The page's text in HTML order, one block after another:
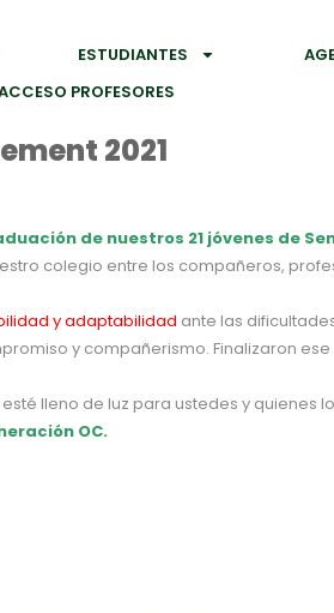
ESTUDIANTES
PROFESORES
2021
de nuestros 21 jóvenes de
colegio entre los compañeros,
y adaptabilidad ante las
y compañerismo. Finalizaron
lleno de luz para ustedes y quienes
OC.